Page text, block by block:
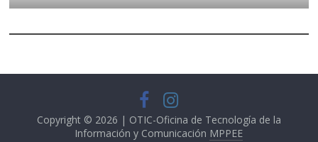
Copyright © 2026 | OTIC-Oficina de Tecnología de la
Información y Comunicación MPPEE